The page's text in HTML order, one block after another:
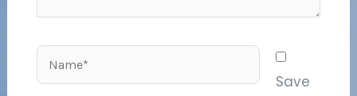
Name*
Save